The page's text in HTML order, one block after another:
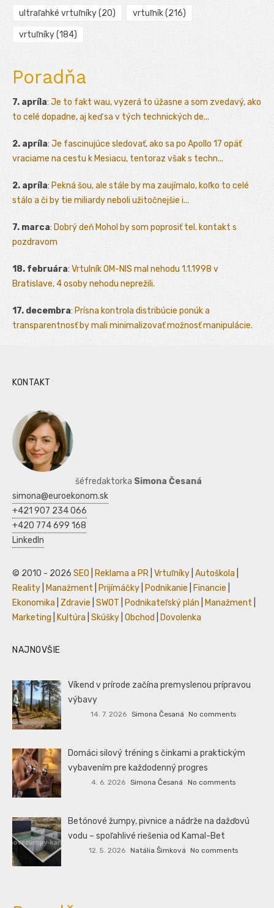
ultraľahké vrtuľníky(20) vrtuľník(216)
vrtuľníky(184)
Poradňa
7. apríla: Je to fakt wau, vyzerá to úžasne a som zvedavý, ako
to celé dopadne, aj keď sa v tých technických de...
2. apríla: Je fascinujúce sledovať, ako sa po Apollo 17 opäť
vraciame na cestu k Mesiacu, tentoraz však s techn...
2. apríla: Pekná šou, ale stále by ma zaujímalo, koľko to celé
stálo a či by tie miliardy neboli užitočnejšie i...
7. marca: Dobrý deň Mohol by som poprosiť tel. kontakt s
pozdravom
18. februára: Vrtulník OM-NIS mal nehodu 1.1.1998 v
Bratislave, 4 osoby nehodu neprežili.
17. decembra: Prísna kontrola distribúcie ponúk a
transparentnosť by mali minimalizovať možnosť manipulácie.
KONTAKT
šéfredaktorka Simona Česaná
simona@euroekonom.sk
+421 907 234 066
+420 774 699 168
LinkedIn
© 2010 - 2026 SEO Reklama a PR Vrtuľníky Autoškola
Reality
Manažment Prijímáčky Podnikanie Financie
Ekonomika
Zdravie SWOT Podnikateľský plán Manažment
Marketing
Kultúra Skúšky Obchod Dovolenka
NAJNOVŠIE
Víkend v prírode začína premyslenou prípravou
výbavy
14. 7. 2026 Simona Česaná No comments
Domáci silový tréning s činkami a praktickým
vybavením pre každodenný progres
4. 6. 2026 Simona Česaná No comments
Betónové žumpy, pivnice a nádrže na dažďovú
vodu – spoľahlivé riešenia od Kamal-Bet
12. 5. 2026 Natália Šimková No comments